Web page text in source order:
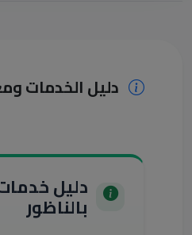
دليل الخدمات
دليل
بالناظور